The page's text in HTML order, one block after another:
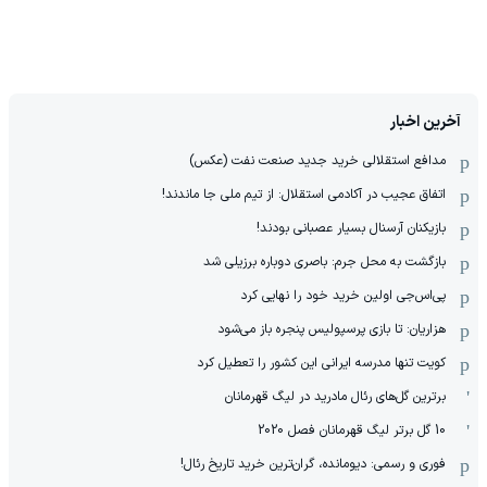
آخرین اخبار
مدافع استقلالی خرید جدید صنعت نفت (عکس)
اتفاق عجیب در آکادمی استقلال: از تیم ملی جا ماندند!
بازیکنان آرسنال بسیار عصبانی بودند!
بازگشت به محل جرم: باصری دوباره برزیلی شد
پی‌اس‌جی اولین خرید خود را نهایی کرد
هزاریان: تا بازی پرسپولیس پنجره باز می‌شود
کویت تنها مدرسه ایرانی این کشور را تعطیل کرد
برترین گل‌های رئال مادرید در لیگ قهرمانان
10 گل برتر لیگ قهرمانان فصل 2020
فوری و رسمی: دیومانده، گران‌ترین خرید تاریخ رئال!